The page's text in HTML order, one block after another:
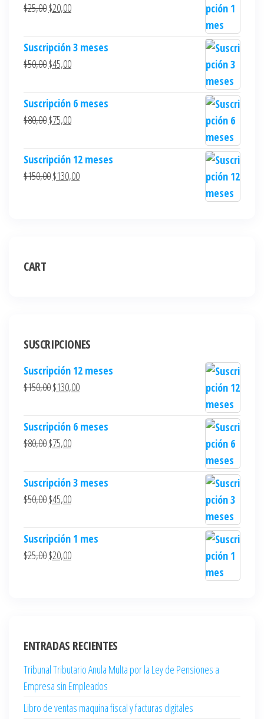
$25,00$20,00
Suscripción 3 meses
$50,00$45,00
Suscripción 6 meses
$80,00$75,00
Suscripción 12 meses
$150,00$130,00
CART
SUSCRIPCIONES
Suscripción 12 meses
$150,00$130,00
Suscripción 6 meses
$80,00$75,00
Suscripción 3 meses
$50,00$45,00
Suscripción 1 mes
$25,00$20,00
ENTRADAS RECIENTES
Tribunal Tributario Anula Multa por la Ley de Pensiones a
Empresa sin Empleados
Libro de ventas maquina fiscal y facturas digitales